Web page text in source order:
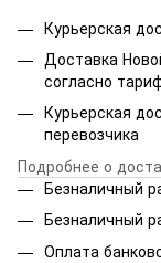
Курьерская
Доставка
согласно
Курьерская
перевозчика
Подробнее о
Безналичный
Безналичный
Оплата